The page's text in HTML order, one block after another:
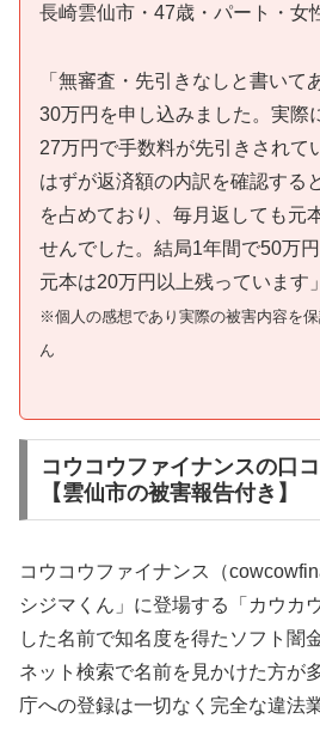
長崎雲仙市・47歳・パート・女
「無審査・先引きなしと書いて
30万円を申し込みました。実際
27万円で手数料が先引きされて
はずが返済額の内訳を確認する
を占めており、毎月返しても元
せんでした。結局1年間で50万
元本は20万円以上残っています」
※個人の感想であり実際の被害内容を
ん
コウコウファイナンスの口
【雲仙市の被害報告付き】
コウコウファイナンス（
シジマくん」に登場する「カウカ
した名前で知名度を得たソフト闇
ネット検索で名前を見かけた方が
庁への登録は一切なく完全な違法